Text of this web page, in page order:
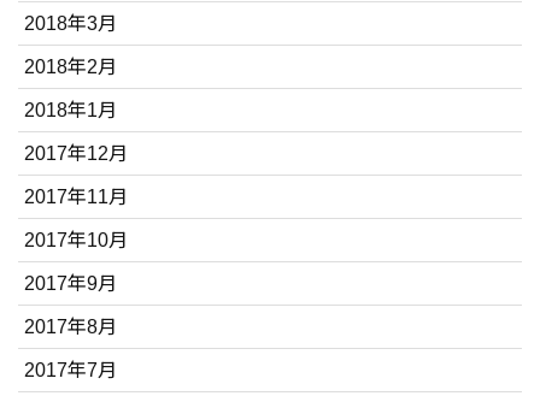
2018年3月
2018年2月
2018年1月
2017年12月
2017年11月
2017年10月
2017年9月
2017年8月
2017年7月